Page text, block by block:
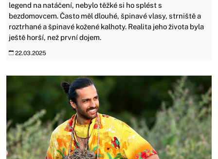
legend na natáčení, nebylo těžké si ho splést s
bezdomovcem. Často měl dlouhé, špinavé vlasy, strniště a
roztrhané a špinavé kožené kalhoty. Realita jeho života byla
ještě horší, než první dojem.
22.03.2025